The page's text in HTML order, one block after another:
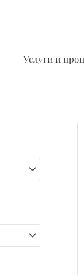
Услуги и